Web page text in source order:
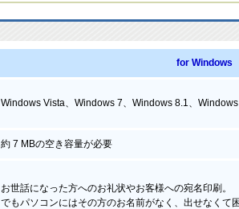
for Windows
Windows Vista、Windows 7、Windows 8.1、
約 7 MBの空き容量が必要
お世話になった方へのお礼状やお客様への宛名印刷。
でもパソコンにはその方のお名前がなく、出せなくて